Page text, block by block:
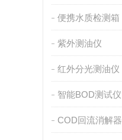
便携水质检测箱
紫外测油仪
红外分光测油仪
智能BOD测试仪
COD回流消解器